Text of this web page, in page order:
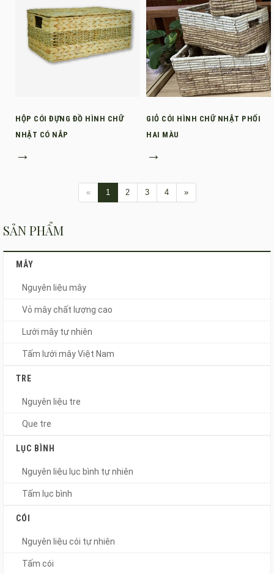
HỘP CÓI ĐỰNG ĐỒ HÌNH CHỮ
NHẬT CÓ NẮP
→
GIỎ CÓI HÌNH CHỮ NHẬT PHỐI
HAI MÀU
→
« 1 2 3 4 »
SẢN PHẨM
MÂY
Nguyên liệu mây
Vỏ mây chất lượng cao
Lưới mây tự nhiên
Tấm lưới mây Việt Nam
TRE
Nguyên liệu tre
Que tre
LỤC BÌNH
Nguyên liệu lục bình tự nhiên
Tấm lục bình
CÓI
Nguyên liệu cói tự nhiên
Tấm cói